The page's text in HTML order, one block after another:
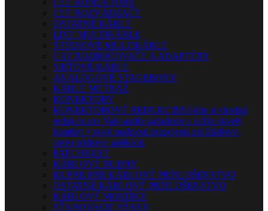
CEE KONEKTORY
CEE ROZVÁDZAČE
OSTATNÉ KÁBLE
LIVE MULTIKÁBLE
ŠTÚDIOVÉ MULTIKÁBLE
CAT ROZBOČOVAČE A ADAPTÉRY
SIEŤOVÉ KÁBLE
ANALÓGOVÉ STAGEBOXY
KÁBLE METRÁŽ
KONEKTORY
KONEKTOROVÉ REDUKCIENájdite si vhodnú
redukciu pre Vaše audio zariadenie a zažite skvelý
komfort + nové možnosti prepojenia pri štúdiovej,
alebo pódiovej aplikácii.
PATCHBAYE
KÁBLOVÉ BUBNY
KUFRE PRE KÁBLOVÉ PRÍSLUŠENSTVO
OSTATNÉ KÁBLOVÉ PRÍSLUŠENSTVO
KÁBLOVÉ MOSTÍKY
SŤAHOVACIE PÁSKY